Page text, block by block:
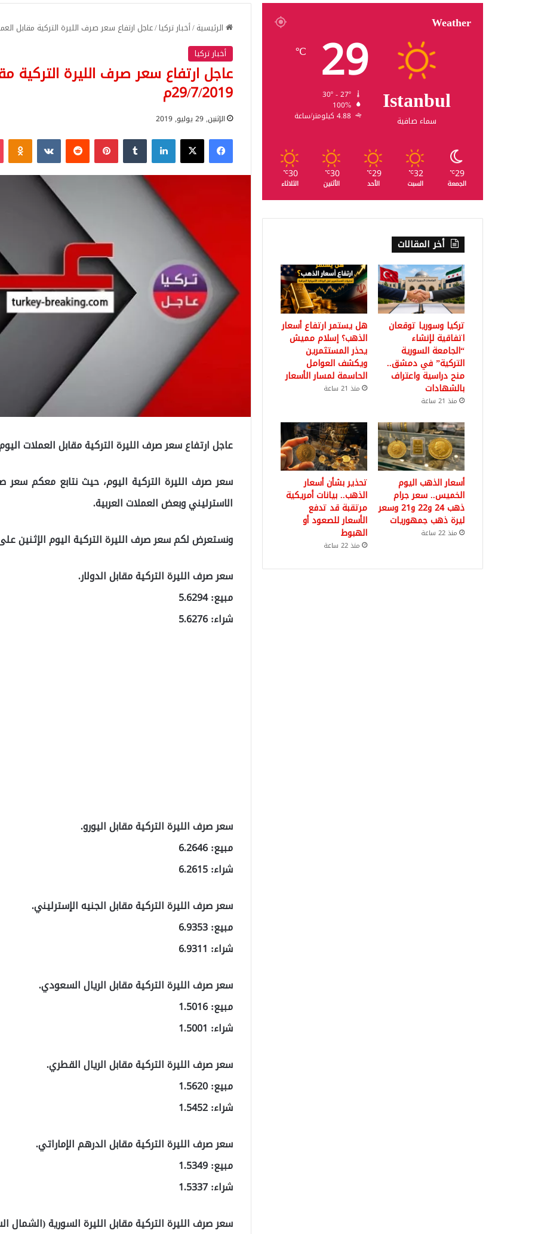
الرئيسية/أخبار تركيا/عاجل ارتفاع سعر صرف الليرة التركية مقابل العملات
أخبار تركيا
عاجل ارتفاع سعر صرف الليرة التركية
29/7/2019م
الإثنين, 29 يوليو, 2019
فيسبوك‫X لينكدإن بينتيريست
عاجل ارتفاع سعر صرف الليرة التركية مقابل العملات اليوم الإثنين
سعر صرف الليرة التركية اليوم، حيث نتابع معكم سعر
الاسترليني وبعض العملات العربية.
ونستعرض لكم سعر صرف الليرة التركية اليوم الإثنين
سعر صرف الليرة التركية مقابل الدولار.
مبيع: 5.6294
شراء: 5.6276
سعر صرف الليرة التركية مقابل اليورو.
مبيع: 6.2646
شراء: 6.2615
سعر صرف الليرة التركية مقابل الجنيه الإسترليني.
مبيع: 6.9353
شراء: 6.9311
سعر صرف الليرة التركية مقابل الريال السعودي.
مبيع: 1.5016
شراء: 1.5001
سعر صرف الليرة التركية مقابل الريال القطري.
مبيع: 1.5620
شراء: 1.5452
سعر صرف الليرة التركية مقابل الدرهم الإماراتي.
مبيع: 1.5349
شراء: 1.5337
سعر صرف الليرة التركية مقابل الليرة السورية (الشمال
Weather
Istanbul
سماء صافية
29
℃
100%
4.88 كيلومتر/ساعة
29
℃
الجمعة
32
℃
السبت
29
℃
الأحد
30
℃
الأثنين
30
℃
الثلاثاء
أخر المقالات
تركيا وسوريا توقعان
اتفاقية لإنشاء
“الجامعة السورية
التركية” في دمشق..
منح دراسية واعتراف
بالشهادات
منذ 21 ساعة
هل يستمر ارتفاع أسعار
الذهب؟ إسلام مميش
يحذر المستثمرين
ويكشف العوامل
الحاسمة لمسار الأسعار
منذ 21 ساعة
أسعار الذهب اليوم
الخميس.. سعر جرام
ذهب 24 و22 و21 وسعر
ليرة ذهب جمهوريات
منذ 22 ساعة
تحذير بشأن أسعار
الذهب.. بيانات أمريكية
مرتقبة قد تدفع
الأسعار للصعود أو
الهبوط
منذ 22 ساعة